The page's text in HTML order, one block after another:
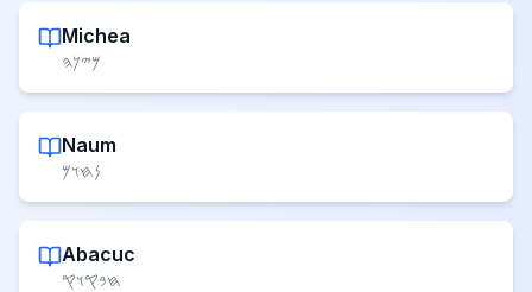
Michea
𐤌𐤉𐤊𐤄
Naum
𐤍𐤇𐤅𐤌
Abacuc
𐤇𐤁𐤒𐤅𐤒